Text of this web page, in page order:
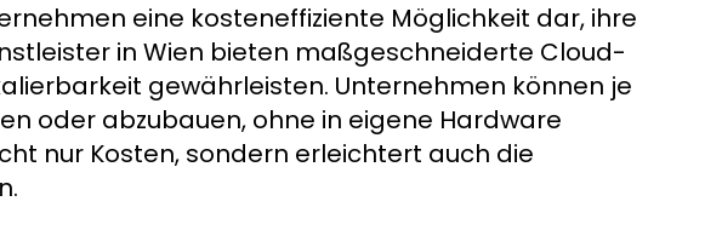
eine kosteneffiziente Möglichkeit dar, ihre
in Wien bieten maßgeschneiderte Cloud-
gewährleisten. Unternehmen können je
oder abzubauen, ohne in eigene Hardware
nur Kosten, sondern erleichtert auch die